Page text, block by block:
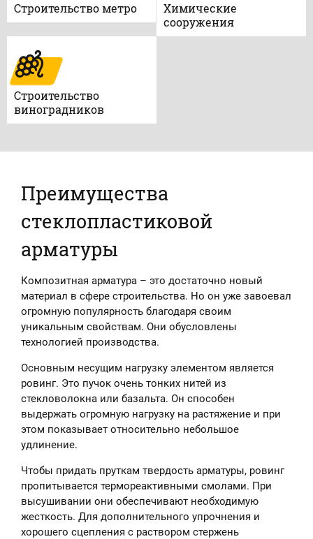
Строительство метро
Химические
сооружения
Строительство
виноградников
Преимущества
стеклопластиковой
арматуры
Композитная арматура – это достаточно новый
материал в сфере строительства. Но он уже завоевал
огромную популярность благодаря своим
уникальным свойствам. Они обусловлены
технологией производства.
Основным несущим нагрузку элементом является
ровинг. Это пучок очень тонких нитей из
стекловолокна или базальта. Он способен
выдержать огромную нагрузку на растяжение и при
этом показывает относительно небольшое
удлинение.
Чтобы придать пруткам твердость арматуры, ровинг
пропитывается термореактивными смолами. При
высушивании они обеспечивают необходимую
жесткость. Для дополнительного упрочнения и
хорошего сцепления с раствором стержень